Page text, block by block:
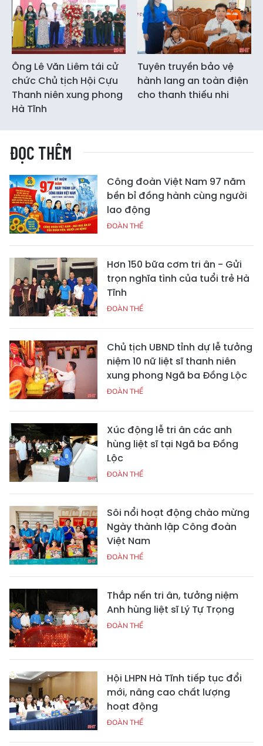
Ông Lê Văn Liêm tái cử
chức Chủ tịch Hội Cựu
Thanh niên xung phong
Hà Tĩnh
Tuyên truyền bảo vệ
hành lang an toàn điện
cho thanh thiếu nhi
ĐỌC THÊM
Công đoàn Việt Nam 97 năm
bền bỉ đồng hành cùng người
lao động
ĐOÀN THỂ
Hơn 150 bữa cơm tri ân - Gửi
trọn nghĩa tình của tuổi trẻ Hà
Tĩnh
ĐOÀN THỂ
Chủ tịch UBND tỉnh dự lễ tưởng
niệm 10 nữ liệt sĩ thanh niên
xung phong Ngã ba Đồng Lộc
ĐOÀN THỂ
Xúc động lễ tri ân các anh
hùng liệt sĩ tại Ngã ba Đồng
Lộc
ĐOÀN THỂ
Sôi nổi hoạt động chào mừng
Ngày thành lập Công đoàn
Việt Nam
ĐOÀN THỂ
Thắp nến tri ân, tưởng niệm
Anh hùng liệt sĩ Lý Tự Trọng
ĐOÀN THỂ
Hội LHPN Hà Tĩnh tiếp tục đổi
mới, nâng cao chất lượng
hoạt động
ĐOÀN THỂ